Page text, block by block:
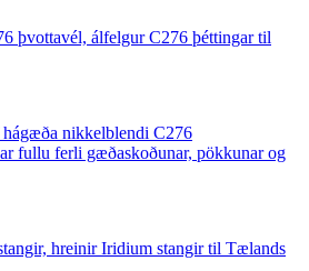
þvottavél, álfelgur C276 þéttingar til
nikkelblendi C276
fullu ferli gæðaskoðunar, pökkunar og